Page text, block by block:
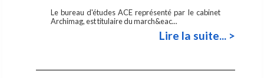
Le bureau d'études ACE représenté par le cabinet
Archimag, est titulaire du march&eac...
Lire la suite... >